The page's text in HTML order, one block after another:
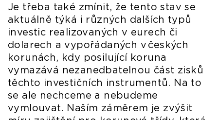
Je třeba také zmínit, že tento stav se
aktuálně týká i různých dalších typů
investic realizovaných v eurech či
dolarech a vypořádaných v českých
korunách, kdy posilující koruna
vymazává nezanedbatelnou část zisků
těchto investičních instrumentů. Na to
se ale nechceme a nebudeme
vymlouvat. Naším záměrem je zvýšit